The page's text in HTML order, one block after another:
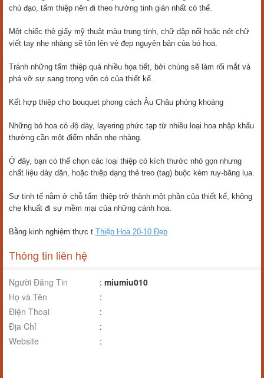
chủ đạo, tấm thiệp nên đi theo hướng tinh giản nhất có thể.
Một chiếc thẻ giấy mỹ thuật màu trung tính, chữ dập nổi hoặc nét chữ
viết tay nhẹ nhàng sẽ tôn lên vẻ đẹp nguyên bản của bó hoa.
Tránh những tấm thiệp quá nhiều họa tiết, bởi chúng sẽ làm rối mắt và
phá vỡ sự sang trọng vốn có của thiết kế.
Kết hợp thiệp cho bouquet phong cách Âu Châu phóng khoáng
Những bó hoa có độ dày, layering phức tạp từ nhiều loại hoa nhập khẩu
thường cần một điểm nhấn nhẹ nhàng.
Ở đây, bạn có thể chọn các loại thiệp có kích thước nhỏ gọn nhưng
chất liệu dày dặn, hoặc thiệp dạng thẻ treo (tag) buộc kèm ruy-băng lụa.
Sự tinh tế nằm ở chỗ tấm thiệp trở thành một phần của thiết kế, không
che khuất đi sự mềm mại của những cánh hoa.
Bằng kinh nghiệm thực t Thiệp Hoa 20-10 Đẹp
Thông tin liên hệ
Người Đăng Tin : miumiu010
Họ và Tên
:
Điện Thoại
:
Địa Chỉ
:
Website
: